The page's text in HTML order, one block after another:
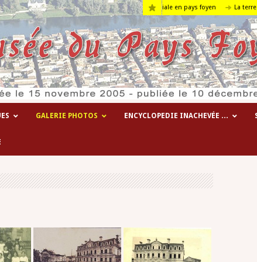
hôpitaux temporaires de la 1° guerre mondiale en pays foyen La terre….
GALERIE PHOTOS ENCYCLOPEDIE INACHEVÉE …